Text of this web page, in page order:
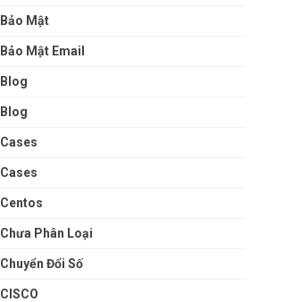
Bảo Mật
Bảo Mật Email
Blog
Blog
Cases
Cases
Centos
Chưa Phân Loại
Chuyển Đổi Số
CISCO